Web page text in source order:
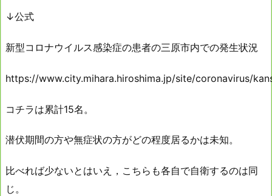
↓公式
新型コロナウイルス感染症の患者の三原市内での発生状況
https://www.city.mihara.hiroshima.jp/site/coronavirus/
コチラは累計15名。
潜伏期間の方や無症状の方がどの程度居るかは未知。
比べれば少ないとはいえ，こちらも各自で自衛するのは同
じ。